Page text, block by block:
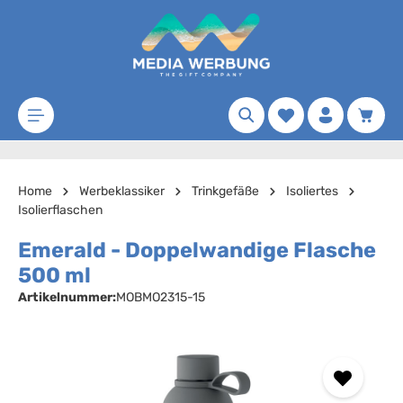
Zum Hauptinhalt springen
Merkzettel
Home Werbeklassiker Trinkgefäße
Isoliertes
Isolierflaschen
Emerald - Doppelwandige Flasche
500 ml
Artikelnummer:MOBMO2315-15